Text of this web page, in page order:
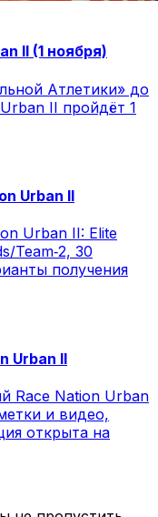
II (1 ноября)
Атлетики» до
II пройдёт 1
Urban II
Urban II: Elite
Team‑2, 30
получения
Urban II
Race Nation Urban
и видео,
открыта на